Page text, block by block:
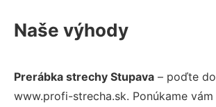
Naše výhody
Prerábka strechy Stupava – poďte
www.profi-strecha.sk. Ponúkame